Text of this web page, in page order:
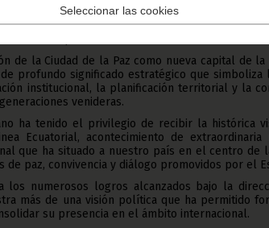
Seleccionar las cookies
Ecuatorial ha vivido acontecimientos de
la materialización de esa visión de Estado y
nuestro país.
de la Ciudad de la Paz como nueva capital de la
profundo significado estratégico que simboliza
institucional, la planificación territorial y la
venideras.
ha tenido el privilegio de recibir la histórica
Ecuatorial, acontecimiento de extraordinaria
que ha situado a nuestro país en el centro de
de paz, convivencia y diálogo promovidos por el
los numerosos logros alcanzados bajo la
más de una visión política que ha permitido
su presencia en el ámbito internacional.